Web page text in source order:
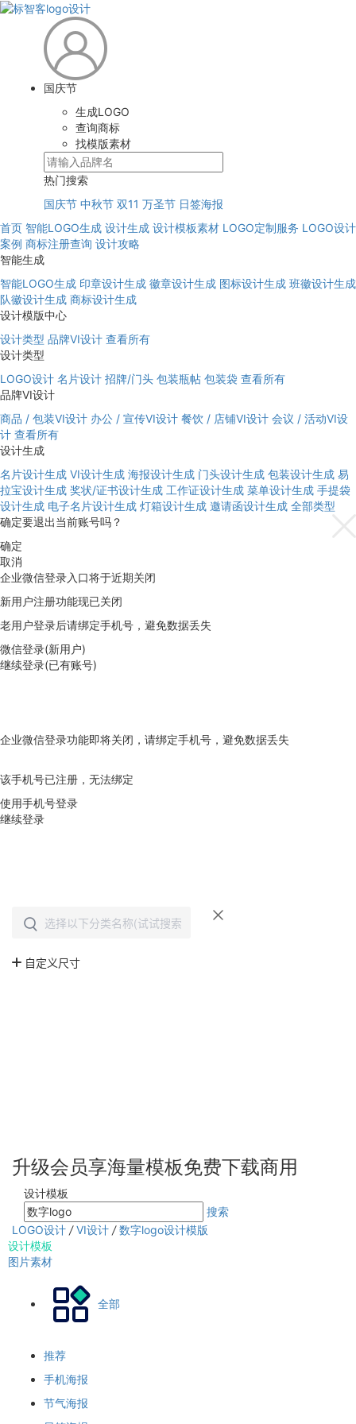
国庆节
生成LOGO
查询商标
找模版素材
热门搜索
国庆节 中秋节 双11 万圣节 日签海报
首页 智能LOGO生成 设计生成 设计模板素材 LOGO定制服务 LOGO设计
案例 商标注册查询 设计攻略
智能生成
智能LOGO生成 印章设计生成 徽章设计生成 图标设计生成 班徽设计生成
队徽设计生成 商标设计生成
设计模版中心
设计类型 品牌VI设计 查看所有
设计类型
LOGO设计 名片设计 招牌/门头 包装瓶帖 包装袋 查看所有
品牌VI设计
商品 / 包装VI设计 办公 / 宣传VI设计 餐饮 / 店铺VI设计 会议 / 活动VI设
计 查看所有
设计生成
名片设计生成 VI设计生成 海报设计生成 门头设计生成 包装设计生成 易
拉宝设计生成 奖状/证书设计生成 工作证设计生成 菜单设计生成 手提袋
设计生成 电子名片设计生成 灯箱设计生成 邀请函设计生成 全部类型
确定要退出当前账号吗？
确定
取消
企业微信登录入口将于近期关闭
新用户注册功能现已关闭
老用户登录后请绑定手机号，避免数据丢失
微信登录(新用户)
继续登录(已有账号)
企业微信登录功能即将关闭，请绑定手机号，避免数据丢失
该手机号已注册，无法绑定
使用手机号登录
继续登录
升级会员享海量模板免费下载商用
设计模板
搜索
LOGO设计 / VI设计 / 数字logo设计模版
设计模板
图片素材
全部
推荐
手机海报
节气海报